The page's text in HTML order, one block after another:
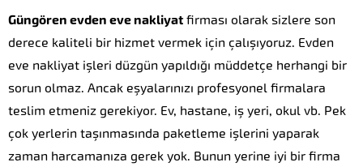
Güngören evden eve nakliyat firması olarak sizlere son
derece kaliteli bir hizmet vermek için çalışıyoruz. Evden
eve nakliyat işleri düzgün yapıldığı müddetçe herhangi bir
sorun olmaz. Ancak eşyalarınızı profesyonel firmalara
teslim etmeniz gerekiyor. Ev, hastane, iş yeri, okul vb. Pek
çok yerlerin taşınmasında paketleme işlerini yaparak
zaman harcamanıza gerek yok. Bunun yerine iyi bir firma